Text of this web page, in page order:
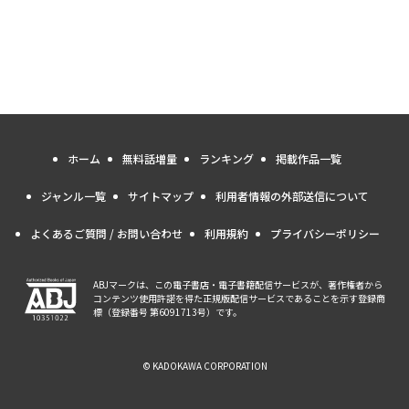
ホーム 無料話増量 ランキング 掲載作品一覧
ジャンル一覧 サイトマップ 利用者情報の外部送信について
よくあるご質問 / お問い合わせ 利用規約 プライバシーポリシー
ABJマークは、この電子書店・電子書籍配信サービスが、著作権者から
コンテンツ使用許諾を得た正規版配信サービスであることを示す登録商
標（登録番号 第6091713号）です。
© KADOKAWA CORPORATION